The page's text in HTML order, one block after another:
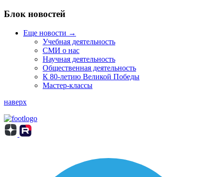
Блок новостей
Еще новости →
Учебная деятельность
СМИ о нас
Научная деятельность
Общественная деятельность
К 80-летию Великой Победы
Мастер-классы
наверх